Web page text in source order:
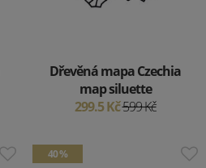
Dřevěná mapa Czechia
map siluette
299.5 Kč599 Kč
40 %